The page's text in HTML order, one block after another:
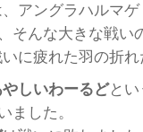
アングラハルマ
そんな大きな戦い
に疲れた羽の折
やしいわーるどとい
ました。